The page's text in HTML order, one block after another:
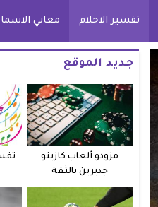
تفسير الاحلام معاني
جديد الموقع
مزودو ألعاب كازينو
جديرين بالثقة